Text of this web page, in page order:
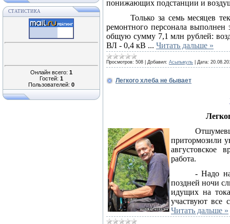
СТАТИСТИКА
Онлайн всего: 1
Гостей: 1
Пользователей: 0
понижающих подстанции и
Только за семь месяцев
ремонтного персонала выполнен
общую сумму 7,1 млн рублей:
ВЛ - 0,4 кВ ... Читать дальше »
Просмотров: 508 Добавил: Асылыкуль Дата:
Легкого хлеба не бывает
притормозили
августовское
работа.
- Надо
поздней ночи
идущих на
участвуют все
Читать дальше »